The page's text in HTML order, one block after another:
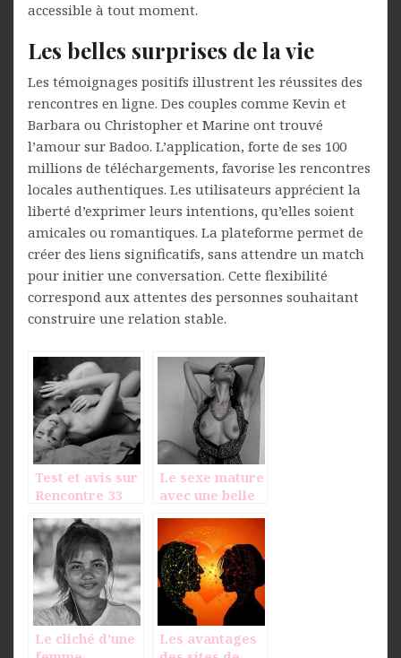
accessible à tout moment.
Les belles surprises de la vie
Les témoignages positifs illustrent les réussites des
rencontres en ligne. Des couples comme Kevin et
Barbara ou Christopher et Marine ont trouvé
l’amour sur Badoo. L’application, forte de ses 100
millions de téléchargements, favorise les rencontres
locales authentiques. Les utilisateurs apprécient la
liberté d’exprimer leurs intentions, qu’elles soient
amicales ou romantiques. La plateforme permet de
créer des liens significatifs, sans attendre un match
pour initier une conversation. Cette flexibilité
correspond aux attentes des personnes souhaitant
construire une relation stable.
Test et avis sur
Rencontre 33
Le sexe mature
avec une belle
Le cliché d’une
Les avantages